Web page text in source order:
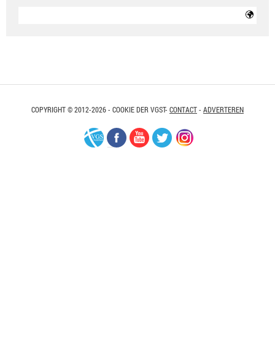
COPYRIGHT © 2012-2026 - COOKIE DER VGST- CONTACT- ADVERTEREN